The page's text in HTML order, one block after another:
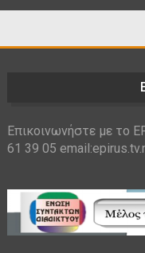
Επικοινωνήστε με το
61 39 05